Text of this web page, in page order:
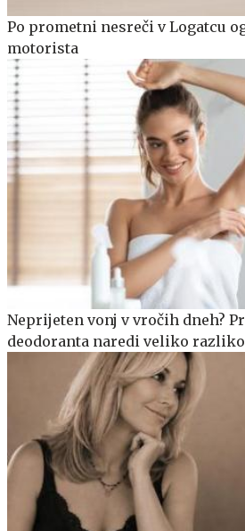
Po prometni nesreči v Logatcu
motorista
Neprijeten vonj v vročih dneh?
deodoranta naredi veliko